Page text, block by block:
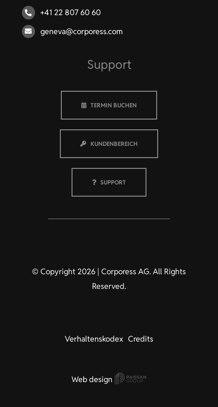
+41 22 807 60 60
geneva@corporess.com
Support
TERMIN BUCHEN
KUNDENBEREICH
SUPPORT
© Copyright 2026 | Corporess AG. All Rights
Reserved.
Verhaltenskodex Credits
Web design